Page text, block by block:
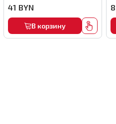
41 BYN
В корзину